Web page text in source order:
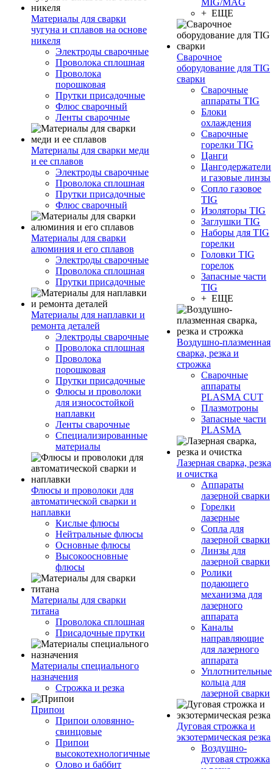
Материалы для сварки
чугуна и сплавов на основе
никеля
Электроды сварочные
Проволока сплошная
Проволока
порошковая
Прутки присадочные
Флюс сварочный
Ленты сварочные
Материалы для сварки меди
и ее сплавов
Электроды сварочные
Проволока сплошная
Прутки присадочные
Флюс сварочный
Материалы для сварки
алюминия и его сплавов
Электроды сварочные
Проволока сплошная
Прутки присадочные
Материалы для наплавки и
ремонта деталей
Электроды сварочные
Проволока сплошная
Проволока
порошковая
Прутки присадочные
Флюсы и проволоки
для износостойкой
наплавки
Ленты сварочные
Специализированные
материалы
Флюсы и проволоки для
автоматической сварки и
наплавки
Кислые флюсы
Нейтральные флюсы
Основные флюсы
Высокоосновные
флюсы
Материалы для сварки
титана
Проволока сплошная
Присадочные прутки
Материалы специального
назначения
Строжка и резка
Припои
Припои оловянно-
свинцовые
Припои
высокотехнологичные
Олово и баббит
MIG/MAG
+ ЕЩЕ
Сварочное
оборудование для TIG
сварки
Сварочные
аппараты TIG
Блоки
охлаждения
Сварочные
горелки TIG
Цанги
Цангодержатели
и газовые линзы
Сопло газовое
TIG
Изоляторы TIG
Заглушки TIG
Наборы для TIG
горелки
Головки TIG
горелок
Запасные части
TIG
+ ЕЩЕ
Воздушно-плазменная
сварка, резка и
строжка
Сварочные
аппараты
PLASMA CUT
Плазмотроны
Запасные части
PLASMA
Лазерная сварка, резка
и очистка
Аппараты
лазерной сварки
Горелки
лазерные
Сопла для
лазерной сварки
Линзы для
лазерной сварки
Ролики
подающего
механизма для
лазерного
аппарата
Каналы
направляющие
для лазерного
аппарата
Уплотнительные
кольца для
лазерной сварки
Дуговая строжка и
экзотермическая резка
Воздушно-
дуговая строжка